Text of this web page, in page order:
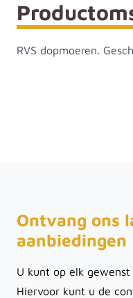
RVS dopmoeren.
Ontvang ons
aanbiedingen
U kunt op elk
Hiervoor kunt u de